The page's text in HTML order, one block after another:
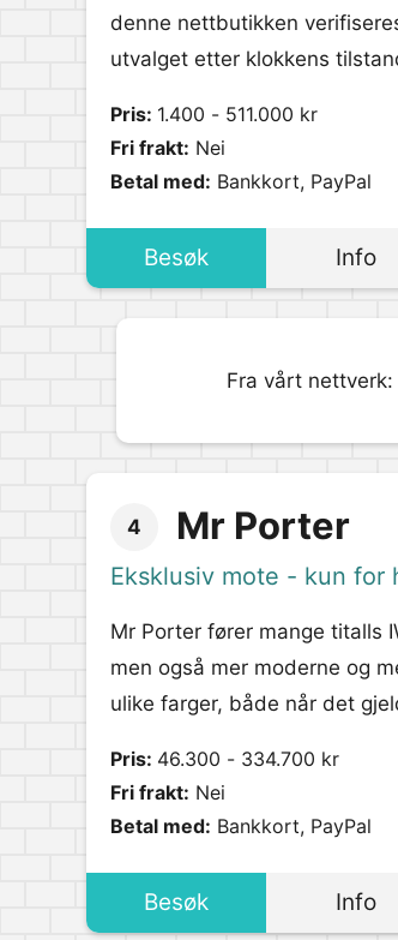
denne nettbutikken
utvalget etter klokkens
Pris: 1.400 - 511.000 kr
Fri frakt: Nei
Betal med: Bankkort, PayPal
Besøk Info
Fra vårt nettverk:
4 Mr Porter
Eksklusiv mote - kun for
Mr Porter fører mange titalls
men også mer moderne og
ulike farger, både når det
Pris: 46.300 - 334.700 kr
Fri frakt: Nei
Betal med: Bankkort, PayPal
Besøk Info